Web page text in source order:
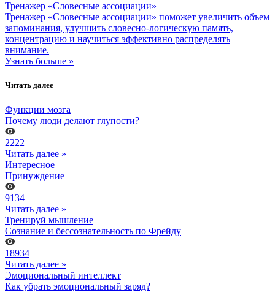
Тренажер «Словесные ассоциации»
Тренажер «Словесные ассоциации» поможет увеличить объем
запоминания, улучшить словесно-логическую память,
концентрацию и научиться эффективно распределять
внимание.
Узнать больше »
Читать далее
Функции мозга
Почему люди делают глупости?
2222
Читать далее »
Интересное
Принуждение
9134
Читать далее »
Тренируй мышление
Сознание и бессознательность по Фрейду
18934
Читать далее »
Эмоциональный интеллект
Как убрать эмоциональный заряд?